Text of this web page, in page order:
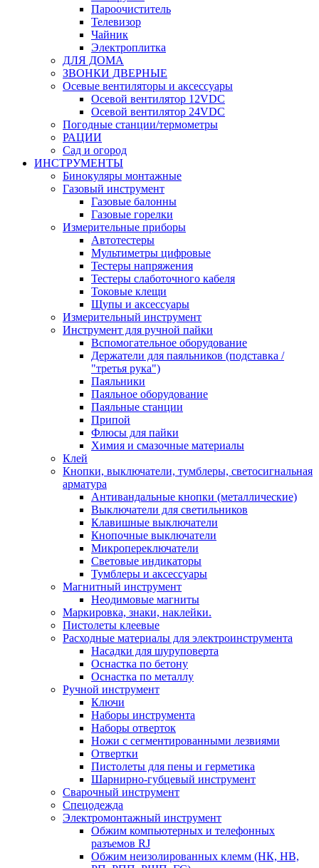
Пароочиститель
Телевизор
Чайник
Электроплитка
ДЛЯ ДОМА
ЗВОНКИ ДВЕРНЫЕ
Осевые вентиляторы и аксессуары
Осевой вентилятор 12VDC
Осевой вентилятор 24VDC
Погодные станции/термометры
РАЦИИ
Сад и огород
ИНСТРУМЕНТЫ
Бинокуляры монтажные
Газовый инструмент
Газовые балонны
Газовые горелки
Измерительные приборы
Автотестеры
Мультиметры цифровые
Тестеры напряжения
Тестеры слаботочного кабеля
Токовые клещи
Щупы и аксессуары
Измерительный инструмент
Инструмент для ручной пайки
Вспомогательное оборудование
Держатели для паяльников (подставка /
"третья рука")
Паяльники
Паяльное оборудование
Паяльные станции
Припой
Флюсы для пайки
Химия и смазочные материалы
Клей
Кнопки, выключатели, тумблеры, светосигнальная
арматура
Антивандальные кнопки (металлические)
Выключатели для светильников
Клавишные выключатели
Кнопочные выключатели
Микропереключатели
Световые индикаторы
Тумблеры и аксессуары
Магнитный инструмент
Неодимовые магниты
Маркировка, знаки, наклейки.
Пистолеты клеевые
Расходные материалы для электроинструмента
Насадки для шуруповерта
Оснастка по бетону
Оснастка по металлу
Ручной инструмент
Ключи
Наборы инструмента
Наборы отверток
Ножи с сегментированными лезвиями
Отвертки
Пистолеты для пены и герметика
Шарнирно-губцевый инструмент
Сварочный инструмент
Спецодежда
Электромонтажный инструмент
Обжим компьютерных и телефонных
разъемов RJ
Обжим неизолированных клемм (НК, НВ,